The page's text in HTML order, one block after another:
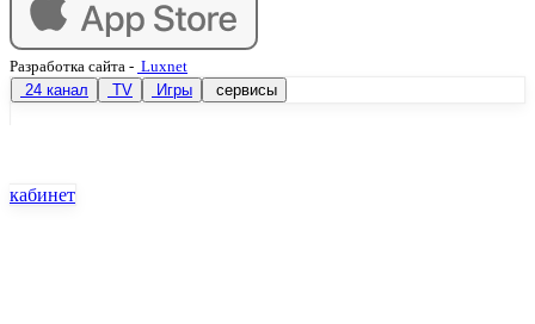
Разработка сайта - Luxnet
24 канал
TV Игры сервисы
кабинет